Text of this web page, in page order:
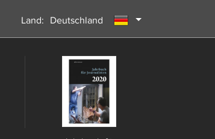
Land:
Deutschland